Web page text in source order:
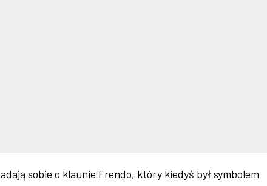
sobie o klaunie Frendo, który kiedyś był symbolem